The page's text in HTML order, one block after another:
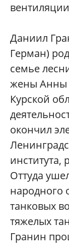
Даниил
Герман)
семье
жены Анны
Курской
окончил
института,
Оттуда
народного
танковых
тяжелых
Гранин